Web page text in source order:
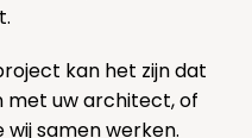
kan het zijn dat
met uw architect, of
samen werken.